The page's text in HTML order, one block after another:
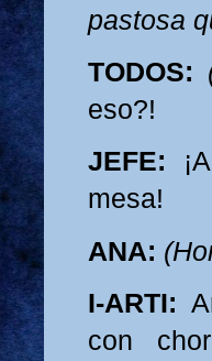
pastosa
TODOS:
eso?!
JEFE:
mesa!
ANA:
I-ARTI:
con